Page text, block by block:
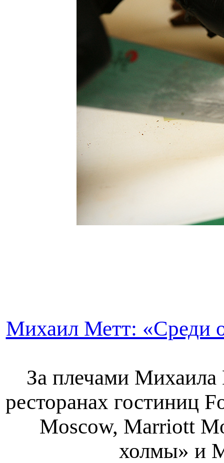
Михаил Метт: «Среди
За плечами Михаила
ресторанах гостиниц
Moscow, Marriott
холмы» и